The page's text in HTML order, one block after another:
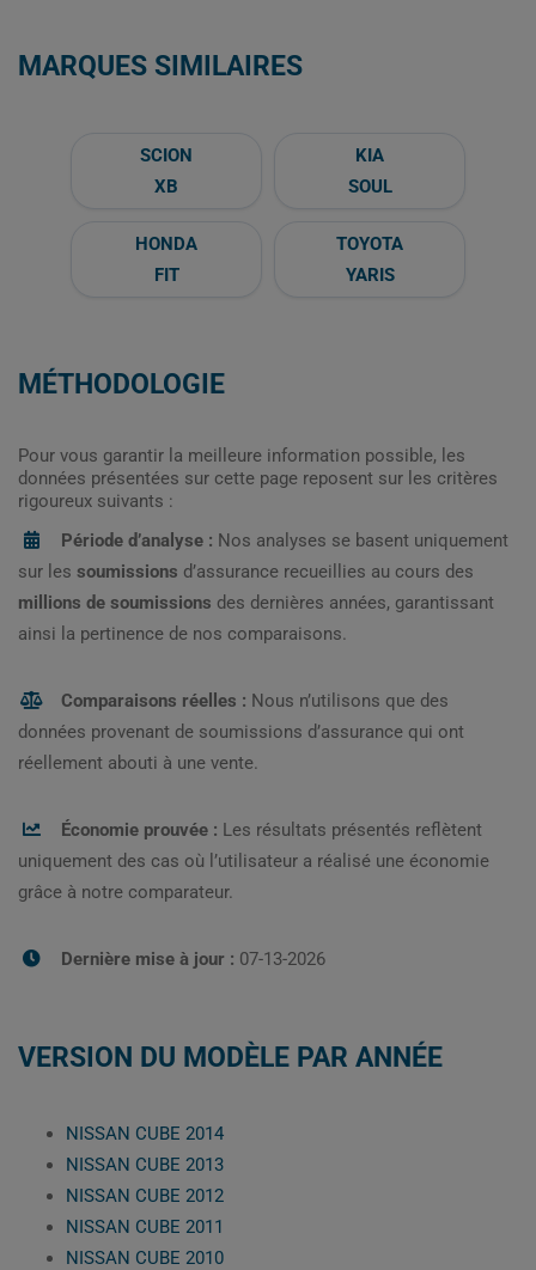
MARQUES SIMILAIRES
SCION
XB
KIA
SOUL
HONDA
FIT
TOYOTA
YARIS
MÉTHODOLOGIE
Pour vous garantir la meilleure information possible, les
données présentées sur cette page reposent sur les critères
rigoureux suivants :
Période d’analyse : Nos analyses se basent uniquement
sur les soumissions d’assurance recueillies au cours des
millions de soumissions des dernières années, garantissant
ainsi la pertinence de nos comparaisons.
Comparaisons réelles : Nous n’utilisons que des
données provenant de soumissions d’assurance qui ont
réellement abouti à une vente.
Économie prouvée : Les résultats présentés reflètent
uniquement des cas où l’utilisateur a réalisé une économie
grâce à notre comparateur.
Dernière mise à jour : 07-13-2026
VERSION DU MODÈLE PAR ANNÉE
NISSAN CUBE 2014
NISSAN CUBE 2013
NISSAN CUBE 2012
NISSAN CUBE 2011
NISSAN CUBE 2010